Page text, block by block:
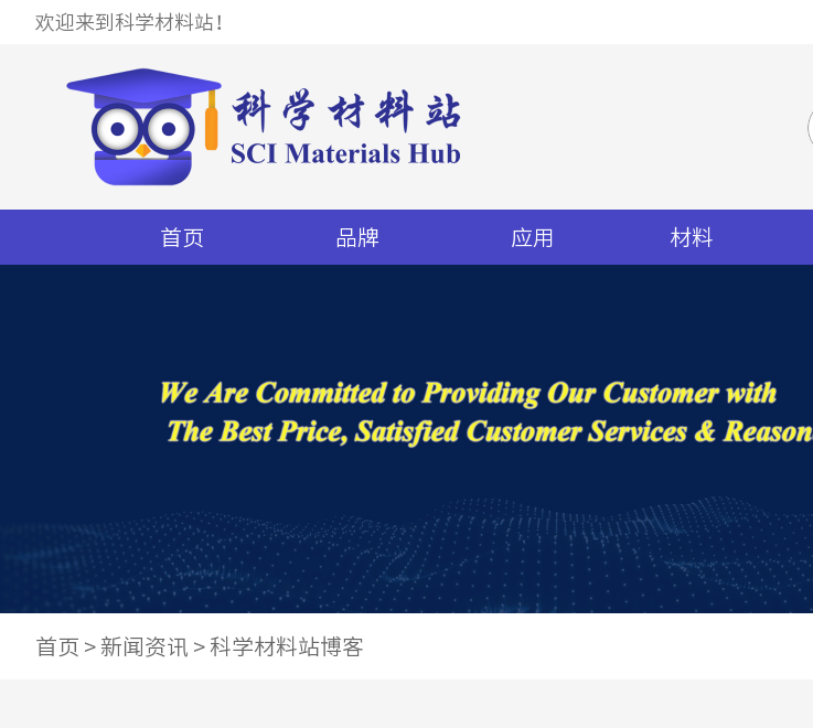
欢迎来到科学材料站！
首页 品牌 应用 材料
首页 > 新闻资讯 > 科学材料站博客